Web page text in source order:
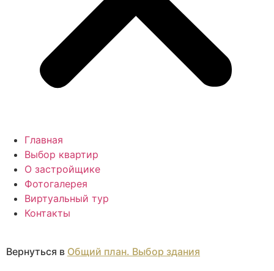
Главная
Выбор квартир
О застройщике
Фотогалерея
Виртуальный тур
Контакты
Вернуться в Общий план. Выбор здания